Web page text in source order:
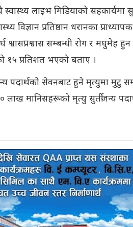
लाइभ मिडियाको सहकार्यमा
विज्ञान प्रतिष्ठान धरानका
श्वासप्रश्वास सम्बन्धी रोग र मधुमेह
१५ प्रतिशत भएको बताए ।
पदार्थको सेवनबाट हुने मृत्युमा मुटु
मानिसहरूको मृत्यु सुर्तीजन्य